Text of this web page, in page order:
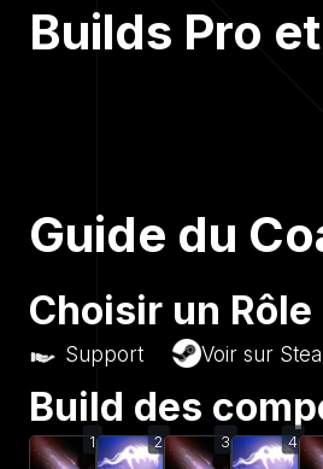
Builds Pro
Guide du
Choisir un Rôle
Support Voir sur
Build des
1 2 3 4